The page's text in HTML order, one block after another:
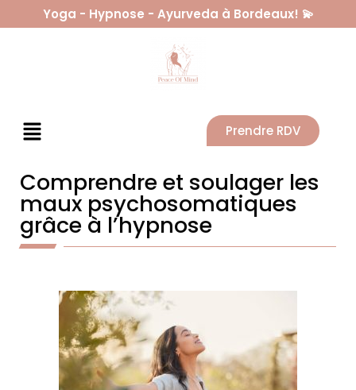
Yoga - Hypnose - Ayurveda à Bordeaux! 💫
Prendre RDV
Comprendre et soulager les
maux psychosomatiques
grâce à l’hypnose